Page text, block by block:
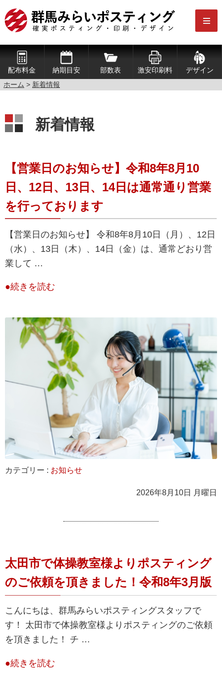
配布料金 納期目安 部数表 激安印刷料
デザイン
ホーム > 新着情報
新着情報
【営業日のお知らせ】令和8年8月10
日、12日、13日、14日は通常通り営業
を行っております
【営業日のお知らせ】 令和8年8月10日（月）、12日
（水）、13日（木）、14日（金）は、通常どおり営
業して …
●続きを読む
カテゴリー : お知らせ
2026年8月10日 月曜日
太田市で体操教室様よりポスティング
のご依頼を頂きました！令和8年3月版
こんにちは、群馬みらいポスティングスタッフで
す！ 太田市で体操教室様よりポスティングのご依頼
を頂きました！ チ …
●続きを読む